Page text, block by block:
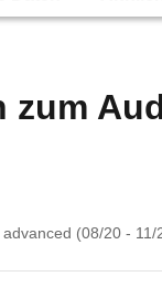
zum
(08/20 - 11/